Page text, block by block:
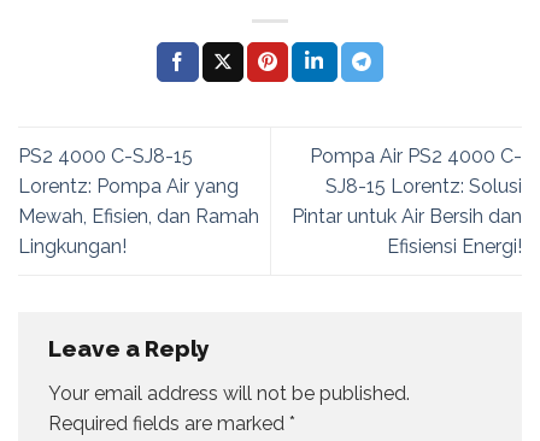
PS2 4000 C-SJ8-15
Lorentz: Pompa Air yang
Mewah, Efisien, dan Ramah
Lingkungan!
Pompa Air PS2 4000 C-
SJ8-15 Lorentz: Solusi
Pintar untuk Air Bersih dan
Efisiensi Energi!
Leave a Reply
Your email address will not be published.
Required fields are marked *